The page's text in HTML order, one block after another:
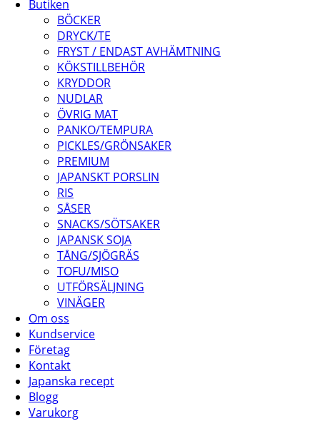
Butiken
BÖCKER
DRYCK/TE
FRYST / ENDAST AVHÄMTNING
KÖKSTILLBEHÖR
KRYDDOR
NUDLAR
ÖVRIG MAT
PANKO/TEMPURA
PICKLES/GRÖNSAKER
PREMIUM
JAPANSKT PORSLIN
RIS
SÅSER
SNACKS/SÖTSAKER
JAPANSK SOJA
TÅNG/SJÖGRÄS
TOFU/MISO
UTFÖRSÄLJNING
VINÄGER
Om oss
Kundservice
Företag
Kontakt
Japanska recept
Blogg
Varukorg